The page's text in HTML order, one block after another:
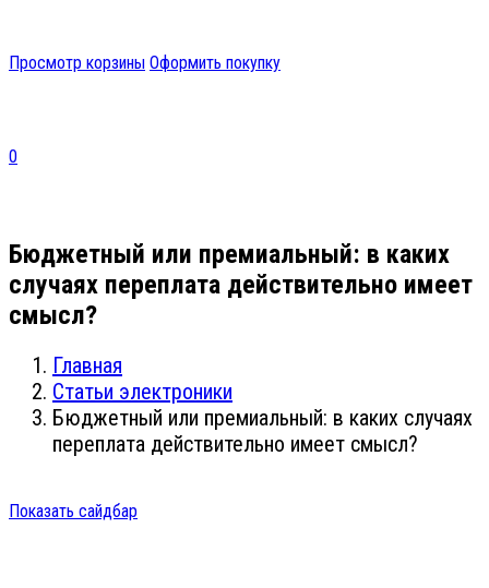
Просмотр корзины Оформить покупку
0
Бюджетный или премиальный: в каких
случаях переплата действительно имеет
смысл?
Главная
Статьи электроники
Бюджетный или премиальный: в каких случаях
переплата действительно имеет смысл?
Показать сайдбар